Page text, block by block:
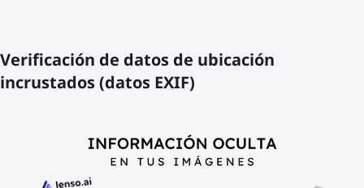
Verificación de datos de ubicación
incrustados (datos EXIF)